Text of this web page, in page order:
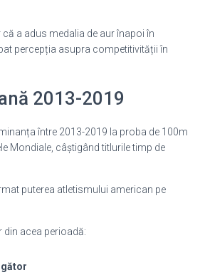
a adus medalia de aur înapoi în
percepția asupra competitivității în
2013-2019
între 2013-2019 la proba de 100m
Mondiale, câștigând titlurile timp de
puterea atletismului american pe
din acea perioadă: